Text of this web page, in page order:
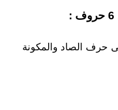
حرف الصاد والمكونة